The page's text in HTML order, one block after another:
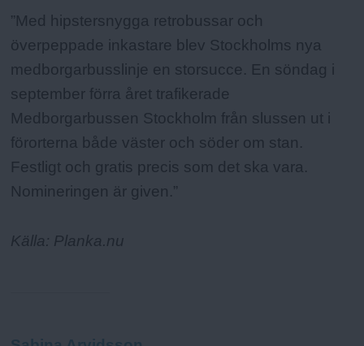
”Med hipstersnygga retrobussar och
överpeppade inkastare blev Stockholms nya
medborgarbusslinje en storsucce. En söndag i
september förra året trafikerade
Medborgarbussen Stockholm från slussen ut i
förorterna både väster och söder om stan.
Festligt och gratis precis som det ska vara.
Nomineringen är given.”
Källa: Planka.nu